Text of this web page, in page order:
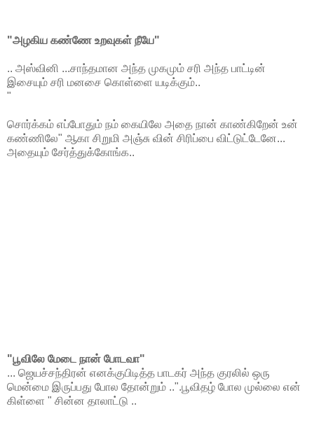
"அழகிய கண்ணே உறவுகள் நீயே"
.. அஸ்வினி ...சாந்தமான அந்த முகமும் சரி அந்த பாட்டின்
இசையும் சரி மனசை கொள்ளை யடிக்கும்..
"
சொர்க்கம் எப்போதும் நம் கையிலே அதை நான் காண்கிறேன் உன்
கண்ணிலே" ஆகா சிறுமி அஞ்சு வின் சிரிப்பை விட்டுட்டேனே...
அதையும் சேர்த்துக்கோங்க..
"பூவிலே மேடை நான் போடவா"
... ஜெயச்சந்திரன் எனக்குபிடித்த பாடகர் அந்த குரலில் ஒரு
மென்மை இருப்பது போல தோன்றும் ..".பூவிதழ் போல முல்லை என்
கிள்ளை " சின்ன தாலாட்டு ..